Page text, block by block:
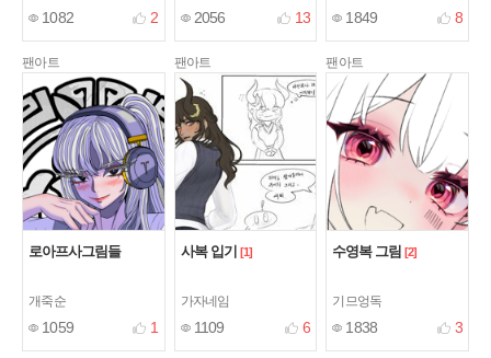
1082 2 2056 13 1849 8
팬아트
로아프사그림들
개죽순
1059 1
팬아트
사복 입기 [1]
가자네임
1109 6
팬아트
수영복 그림 [2]
기므엉독
1838 3